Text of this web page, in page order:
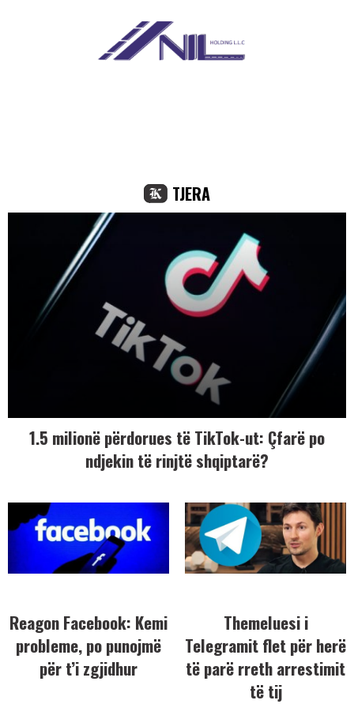
TJERA
1.5 milionë përdorues të TikTok-ut: Çfarë po
ndjekin të rinjtë shqiptarë?
Reagon Facebook: Kemi
probleme, po punojmë
për t’i zgjidhur
Themeluesi i
Telegramit flet për herë
të parë rreth arrestimit
të tij